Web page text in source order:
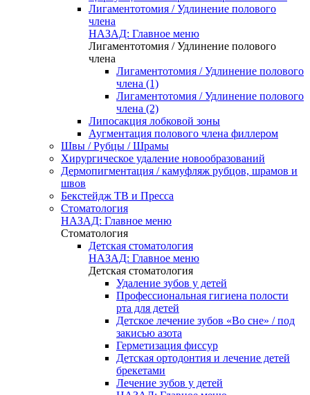
Лигаментотомия / Удлинение полового
члена
НАЗАД: Главное меню
Лигаментотомия / Удлинение полового
члена
Лигаментотомия / Удлинение полового
члена (1)
Лигаментотомия / Удлинение полового
члена (2)
Липосакция лобковой зоны
Аугментация полового члена филлером
Швы / Рубцы / Шрамы
Хирургическое удаление новообразований
Дермопигментация / камуфляж рубцов, шрамов и
швов
Бекстейдж ТВ и Пресса
Стоматология
НАЗАД: Главное меню
Стоматология
Детская стоматология
НАЗАД: Главное меню
Детская стоматология
Удаление зубов у детей
Профессиональная гигиена полости
рта для детей
Детское лечение зубов «Во сне» / под
закисью азота
Герметизация фиссур
Детская ортодонтия и лечение детей
брекетами
Лечение зубов у детей